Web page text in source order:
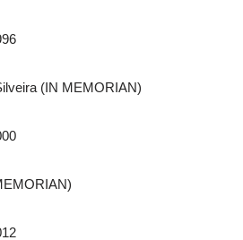
(IN MEMORIAN)